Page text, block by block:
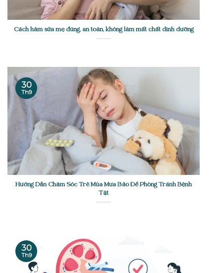
Cách hâm sữa mẹ đúng, an toàn, không làm mất chất dinh dưỡng
Hướng Dẫn Chăm Sóc Trẻ Mùa Mưa Bão Để Phòng Tránh Bệnh
Tật
30
Th9
30
Th9